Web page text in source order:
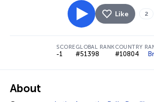
Like 2
SCORE
-1
GLOBAL RANK
#51398
COUNTRY
#10804
About